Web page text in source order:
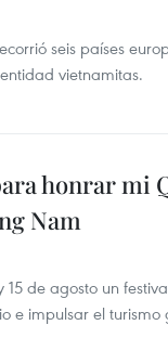
seis países
vietnamitas.
honrar mi
Nam
15 de agosto un
e impulsar el turismo